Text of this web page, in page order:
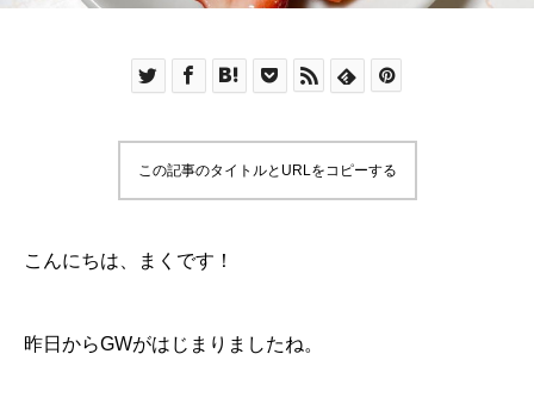
この記事のタイトルとURLをコピーする
こんにちは、まくです！
昨日からGWがはじまりましたね。